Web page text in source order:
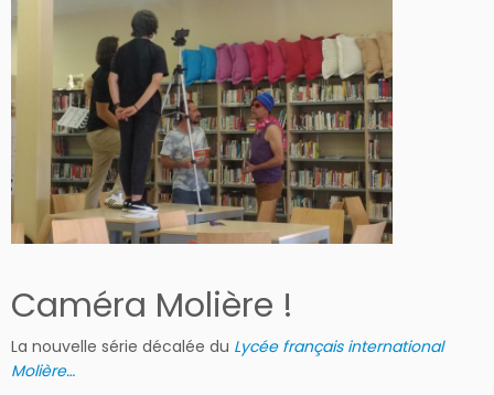
Caméra Molière !
La nouvelle série décalée du Lycée français international
Molière…